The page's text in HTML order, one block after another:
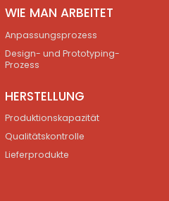
WIE MAN ARBEITET
Anpassungsprozess
Design- und Prototyping-
Prozess
HERSTELLUNG
Produktionskapazität
Qualitätskontrolle
Lieferprodukte